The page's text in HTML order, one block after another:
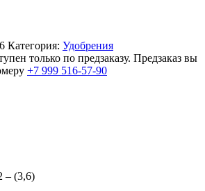
Категория: Удобрения
только по предзаказу. Предзаказ вы
+7 999 516-57-90
– (3,6)